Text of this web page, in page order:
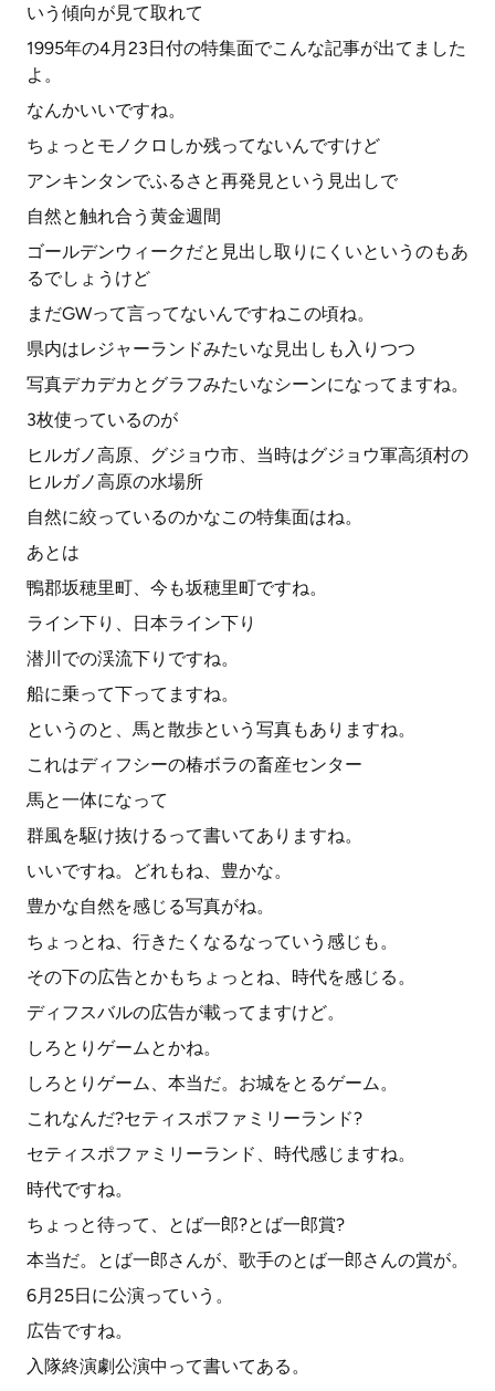
いう傾向が見て取れて
1995年の4月23日付の特集面でこんな記事が出てました
よ。
なんかいいですね。
ちょっとモノクロしか残ってないんですけど
アンキンタンでふるさと再発見という見出しで
自然と触れ合う黄金週間
ゴールデンウィークだと見出し取りにくいというのもあ
るでしょうけど
まだGWって言ってないんですねこの頃ね。
県内はレジャーランドみたいな見出しも入りつつ
写真デカデカとグラフみたいなシーンになってますね。
3枚使っているのが
ヒルガノ高原、グジョウ市、当時はグジョウ軍高須村の
ヒルガノ高原の水場所
自然に絞っているのかなこの特集面はね。
あとは
鴨郡坂穂里町、今も坂穂里町ですね。
ライン下り、日本ライン下り
潜川での渓流下りですね。
船に乗って下ってますね。
というのと、馬と散歩という写真もありますね。
これはディフシーの椿ボラの畜産センター
馬と一体になって
群風を駆け抜けるって書いてありますね。
いいですね。どれもね、豊かな。
豊かな自然を感じる写真がね。
ちょっとね、行きたくなるなっていう感じも。
その下の広告とかもちょっとね、時代を感じる。
ディフスバルの広告が載ってますけど。
しろとりゲームとかね。
しろとりゲーム、本当だ。お城をとるゲーム。
これなんだ?セティスポファミリーランド?
セティスポファミリーランド、時代感じますね。
時代ですね。
ちょっと待って、とば一郎?とば一郎賞?
本当だ。とば一郎さんが、歌手のとば一郎さんの賞が。
6月25日に公演っていう。
広告ですね。
入隊終演劇公演中って書いてある。